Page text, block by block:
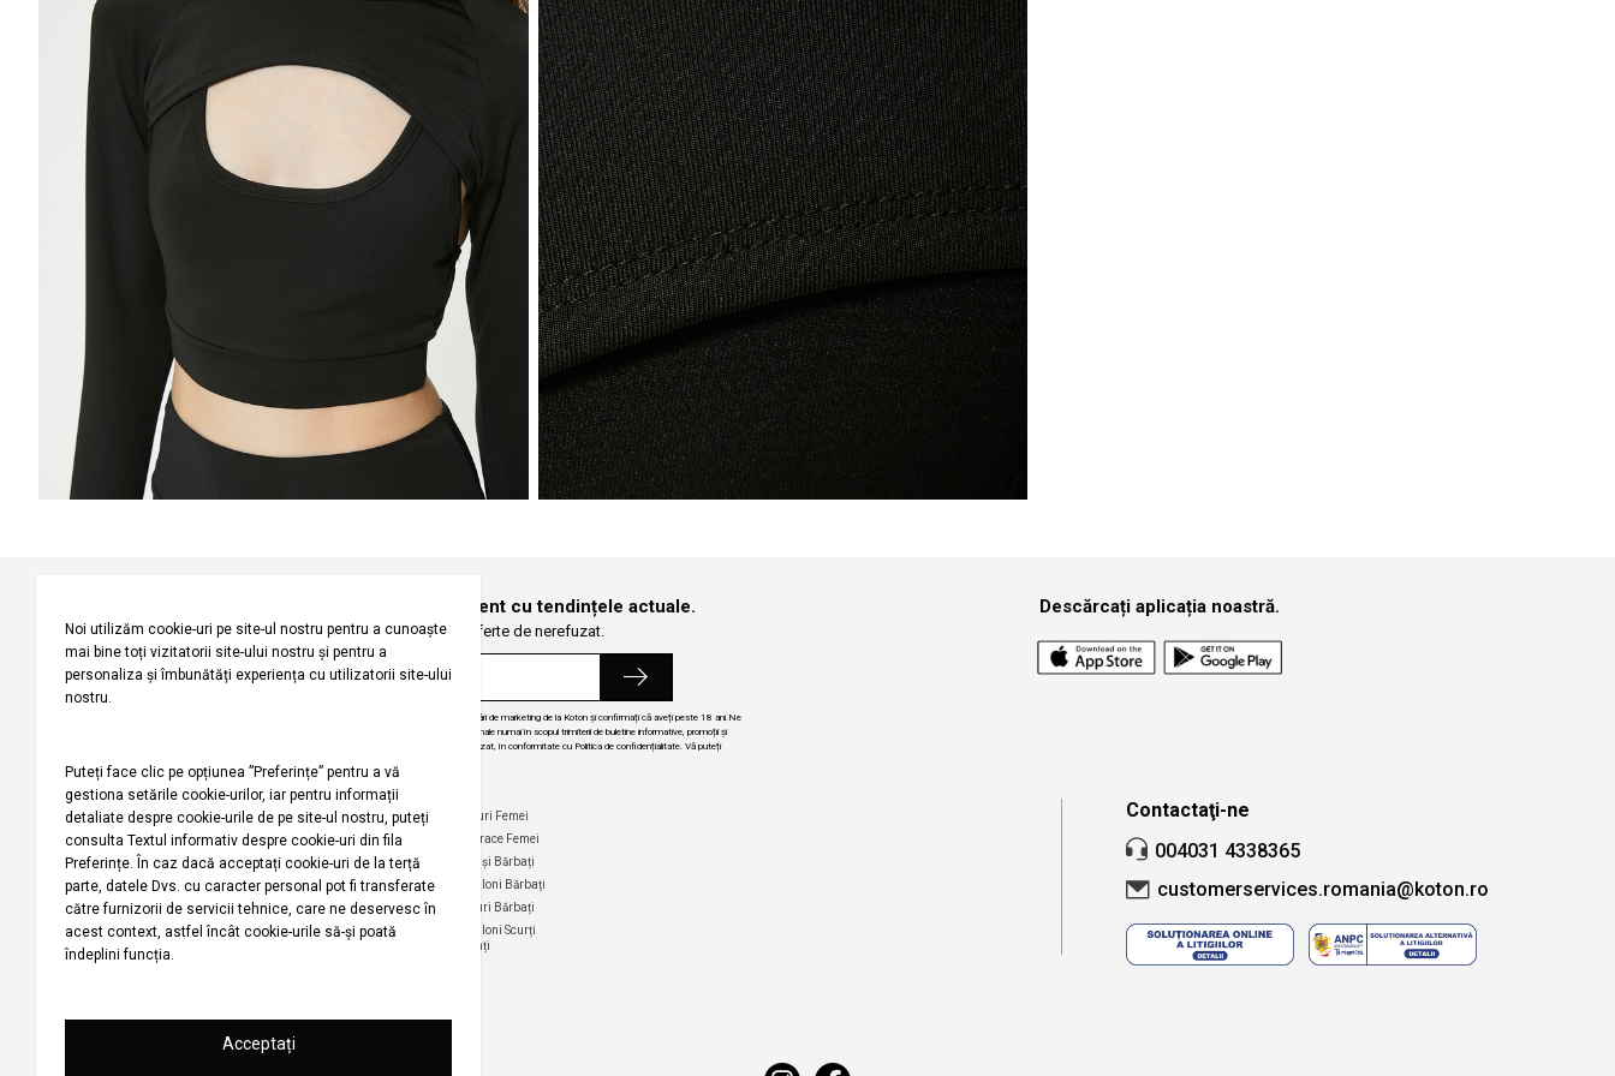
Înregistrați-vă pentru a fi la curent cu tendințele actuale.
Fiți primii care primesc oferte de nerefuzat.
Prin abonarea la buletinul nostru informativ, sunteți de acord să primiți comunicări de marketing de la Koton și confirmați că aveți peste 18 ani.Ne
angajăm să vă protejăm confidențialitatea și vom folosi informațiile dvs. personale numai în scopul trimiterii de buletine informative, promoții și
actualizări despre produsele și serviciile noastre, să vă oferim conținut personalizat, în conformitate cu Politica de confidențialitate. Vă puteți
Descărcați aplicația noastră.
Companie
Despre noi
Politica
privind
utilizarea
modulelor de
tip cookie
Termeni și
condiții
campanie
Ajutor
Întrebări frecvente
Politica de Anulare și
Urmărirea comenzii
fără înregistrare
Politica de
Categorii Populare
Rochii Femei
Tricouri Femei
Cămăși Femei
Pantaloni Femei
Fuste Femei
Maiouri Femei
Hanorace Femei
Cămași Bărbați
Pantaloni Bărbați
Tricouri Bărbați
Pantaloni Scurți
Bărbați
Contactaţi-ne
004031 4338365
customerservices.romania@koton.ro
Continuă cumpărăturile